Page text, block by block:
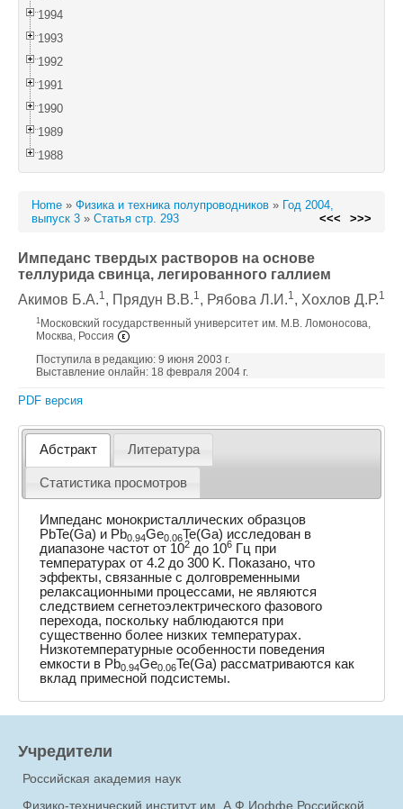
1994
1993
1992
1991
1990
1989
1988
Home » Физика и техника полупроводников » Год 2004,
выпуск 3 » Статья стр. 293 <<< >>>
Импеданс твердых растворов на основе
теллурида свинца, легированного галлием
Акимов Б.А.1, Прядун В.В.1, Рябова Л.И.1, Хохлов Д.Р.1
1 Московский государственный университет им. М.В. Ломоносова,
Москва, Россия
Поступила в редакцию: 9 июня 2003 г.
Выставление онлайн: 18 февраля 2004 г.
PDF версия
Абстракт Литература
Статистика просмотров
Импеданс монокристаллических образцов
PbTe(Ga) и Pb0.94Ge0.06Te(Ga) исследован в
диапазоне частот от 102 до 106 Гц при
температурах от 4.2 до 300 K. Показано, что
эффекты, связанные с долговременными
релаксационными процессами, не являются
следствием сегнетоэлектрического фазового
перехода, поскольку наблюдаются при
существенно более низких температурах.
Низкотемпературные особенности поведения
емкости в Pb0.94Ge0.06Te(Ga) рассматриваются как
вклад примесной подсистемы.
Учредители
Российская академия наук
Физико-технический институт им. А.Ф.Иоффе Российской